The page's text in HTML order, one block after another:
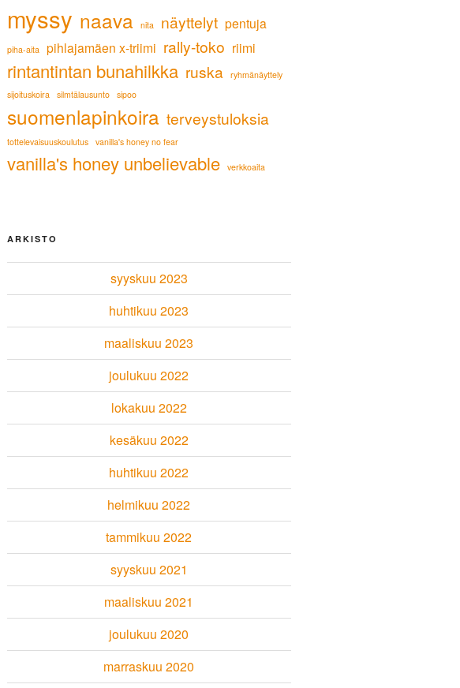
myssy naava nita näyttelyt pentuja
piha-aita pihlajamäen x-triimi rally-toko riimi
rintantintan bunahilkka ruska
ryhmänäyttely
sijoituskoira
silmtälausunto sipoo
suomenlapinkoira terveystuloksia
tottelevaisuuskoulutus vanilla's honey no fear
vanilla's honey unbelievable verkkoaita
ARKISTO
syyskuu 2023
huhtikuu 2023
maaliskuu 2023
joulukuu 2022
lokakuu 2022
kesäkuu 2022
huhtikuu 2022
helmikuu 2022
tammikuu 2022
syyskuu 2021
maaliskuu 2021
joulukuu 2020
marraskuu 2020